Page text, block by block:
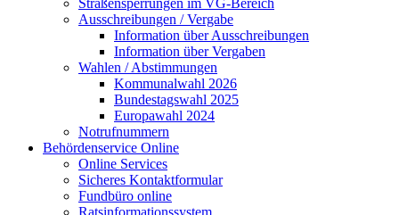
Straßensperrungen im VG-Bereich
Ausschreibungen / Vergabe
Information über Ausschreibungen
Information über Vergaben
Wahlen / Abstimmungen
Kommunalwahl 2026
Bundestagswahl 2025
Europawahl 2024
Notrufnummern
Behördenservice Online
Online Services
Sicheres Kontaktformular
Fundbüro online
Ratsinformationssystem